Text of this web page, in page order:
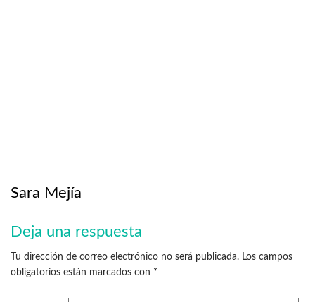
Sara Mejía
Deja una respuesta
Tu dirección de correo electrónico no será publicada. Los campos
obligatorios están marcados con *